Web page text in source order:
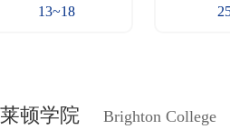
13~18
顿学院 Brighton College